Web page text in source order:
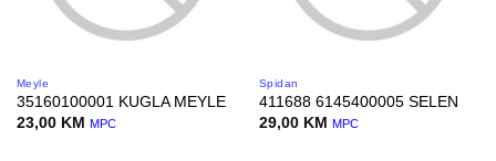
Meyle
35160100001 KUGLA MEYLE
23,00 KM MPC
Spidan
411688 6145400005 SELEN
29,00 KM MPC